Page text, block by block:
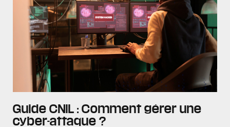
Guide CNIL : Comment gérer une
cyber-attaque ?